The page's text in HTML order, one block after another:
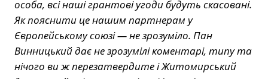
особа, всі наші грантові угоди будуть скасовані.
Як пояснити це нашим партнерам у
Європейському союзі — не зрозуміло. Пан
Винницький дає не зрозумілі коментарі, типу та
нічого ви ж перезатвердите і Житомирський